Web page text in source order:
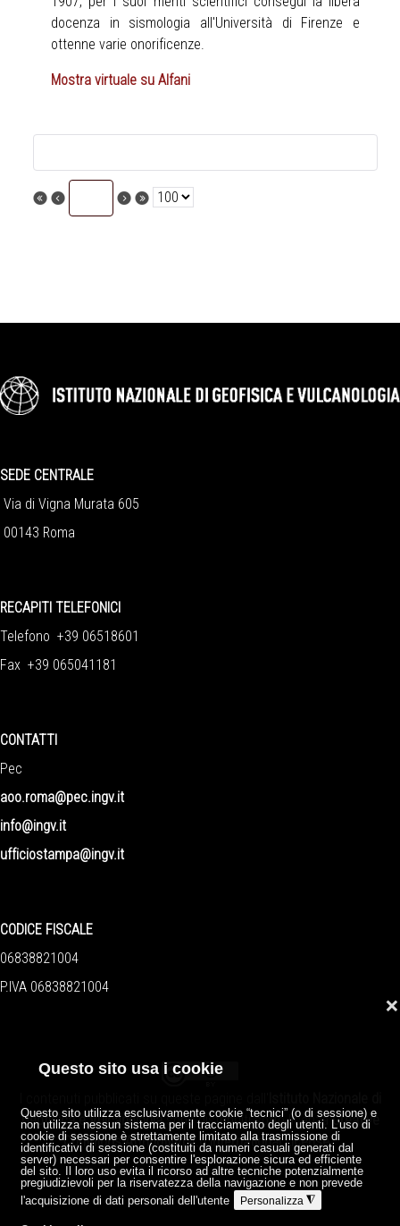
Questo sito usa i cookie
Questo sito utilizza esclusivamente cookie “tecnici” (o di sessione) e
non utilizza nessun sistema per il tracciamento degli utenti. L'uso di
cookie di sessione è strettamente limitato alla trasmissione di
identificativi di sessione (costituiti da numeri casuali generati dal
server) necessari per consentire l'esplorazione sicura ed efficiente
del sito. Il loro uso evita il ricorso ad altre tecniche potenzialmente
pregiudizievoli per la riservatezza della navigazione e non prevede
l'acquisizione di dati personali dell'utente
Personalizza◮
❌
docenza in sismologia all'Università di Firenze e
ottenne varie onorificenze.
Mostra virtuale su Alfani
SEDE CENTRALE
Via di Vigna Murata 605
00143 Roma
RECAPITI TELEFONICI
Telefono +39 06518601
Fax +39 065041181
CONTATTI
Pec
aoo.roma@pec.ingv.it
info@ingv.it
ufficiostampa@ingv.it
CODICE FISCALE
06838821004
P.IVA 06838821004
Geofisica e Vulcanologiasono distribuiti sotto licenzaCreative
Commons Attribution 4.0 International License.